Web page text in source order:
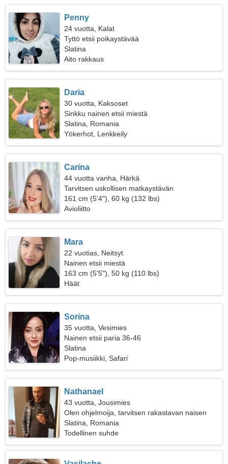
Penny
24 vuotta, Kalat
Tyttö etsii poikaystävää
Slatina
Aito rakkaus
Daria
30 vuotta, Kaksoset
Sinkku nainen etsii miestä
Slatina, Romania
Yökerhot, Lenkkeily
Carina
44 vuotta vanha, Härkä
Tarvitsen uskollisen matkaystävän
161 cm (5'4"), 60 kg (132 lbs)
Avioliitto
Mara
22 vuotias, Neitsyt
Nainen etsii miestä
163 cm (5'5"), 50 kg (110 lbs)
Häät
Sorina
35 vuotta, Vesimies
Nainen etsii paria 36-46
Slatina
Pop-musiikki, Safari
Nathanael
43 vuotta, Jousimies
Olen ohjelmoija, tarvitsen rakastavan naisen
Slatina, Romania
Todellinen suhde